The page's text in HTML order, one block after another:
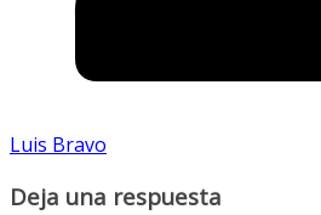
Luis Bravo
Deja una respuesta